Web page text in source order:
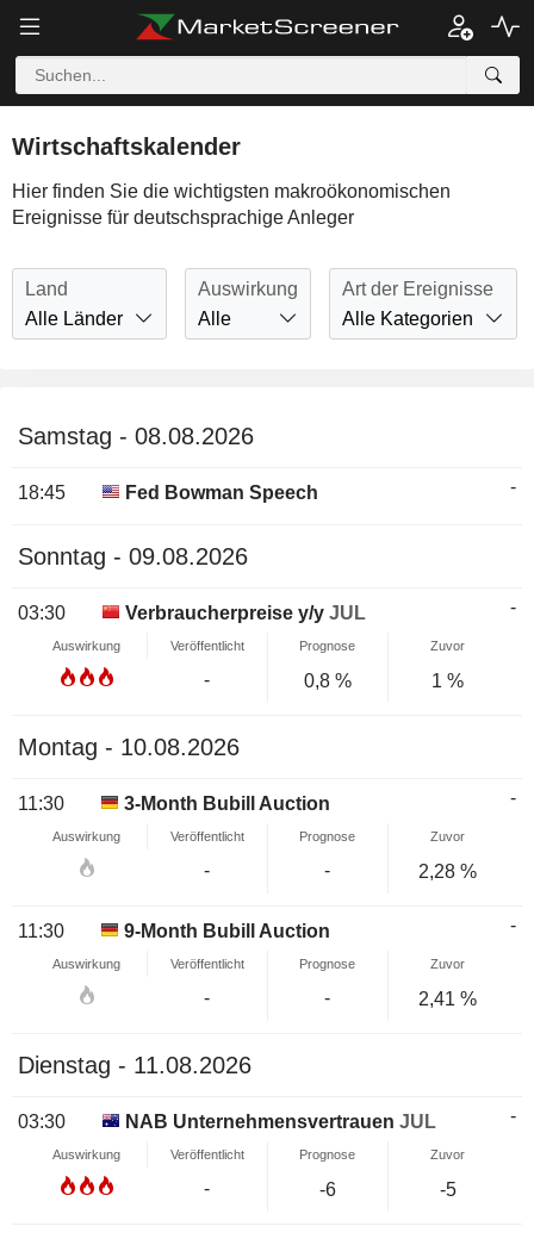
Wirtschaftskalender
Hier finden Sie die wichtigsten makroökonomischen
Ereignisse für deutschsprachige Anleger
Land
Alle Länder
Auswirkung
Alle
Art der Ereignisse
Alle Kategorien
Samstag - 08.08.2026
18:45 Fed Bowman Speech -
Sonntag - 09.08.2026
03:30 Verbraucherpreise y/y JUL -
Auswirkung Veröffentlicht Prognose Zuvor
- 0,8 % 1 %
Montag - 10.08.2026
11:30 3-Month Bubill Auction -
Auswirkung Veröffentlicht Prognose Zuvor
- - 2,28 %
11:30 9-Month Bubill Auction -
Auswirkung Veröffentlicht Prognose Zuvor
- - 2,41 %
Dienstag - 11.08.2026
03:30 NAB Unternehmensvertrauen JUL -
Auswirkung Veröffentlicht Prognose Zuvor
- -6 -5